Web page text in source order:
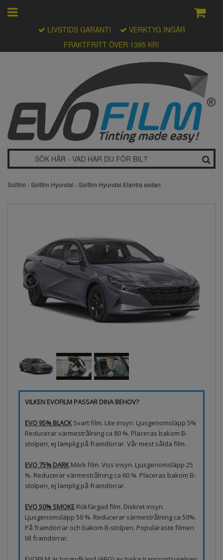
FRAKTFRITT ÖVER 1395 KR!
LIVSTIDS GARANTI VERKTYG INGÅR
Solfilm Solfilm Hyundai Solfilm Hyundai Elantra sedan
VILKEN EVOFILM PASSAR DINA BEHOV?
EVO 95% BLACK Svart film. Lite insyn. Ljusgenomsläpp 5%
Reducerar värmestrålning ca 80 %. Placeras bakom B-
stolpen, ej lämplig på framdörrar. Vår mest sålda film.
EVO 75% DARK Mörk film. Viss insyn. Ljusgenomsläpp 25
%. Reducerar värmestrålning ca 60 %. Placeras bakom B-
stolpen, ej lämplig på framdörrar.
EVO 50% SMOKE Rökfärgad film. Diskret insyn.
Ljusgenomsläpp 50 %. Reducerar värmestrålning ca 50%.
På framdörrar och bakom B-stolpen. Populäraste filmen
till framdörrar.